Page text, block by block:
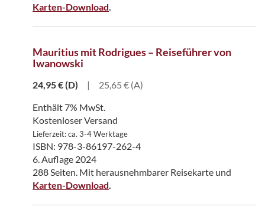
Karten-Download.
Mauritius mit Rodrigues – Reiseführer von
Iwanowski
24,95€(D) |
25,65 € (A)
Enthält 7% MwSt.
Kostenloser Versand
Lieferzeit: ca. 3-4 Werktage
ISBN: 978-3-86197-262-4
6. Auflage 2024
288 Seiten. Mit herausnehmbarer Reisekarte und
Karten-Download.